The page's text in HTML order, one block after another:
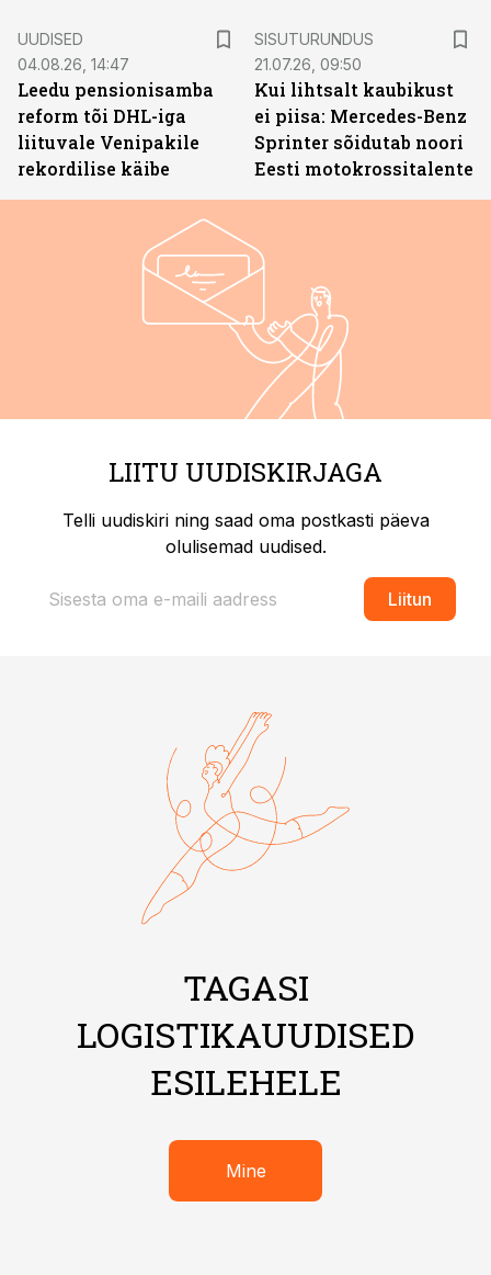
UUDISED
04.08.26, 14:47
Leedu pensionisamba
reform tõi DHL-iga
liituvale Venipakile
rekordilise käibe
SISUTURUNDUS
21.07.26, 09:50
Kui lihtsalt kaubikust
ei piisa: Mercedes-Benz
Sprinter sõidutab noori
Eesti motokrossitalente
LIITU UUDISKIRJAGA
Telli uudiskiri ning saad oma postkasti päeva
olulisemad uudised.
Liitun
TAGASI
LOGISTIKAUUDISED
ESILEHELE
Mine